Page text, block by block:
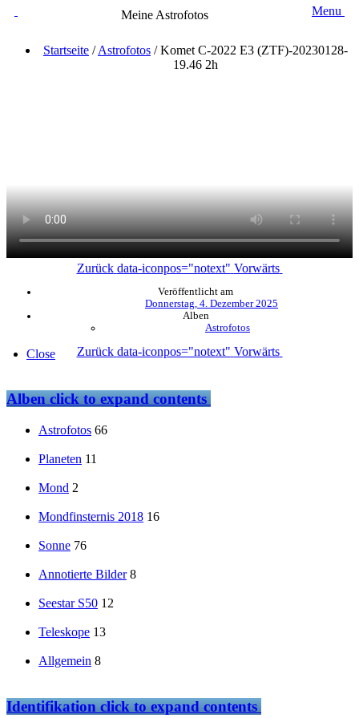
Meine Astrofotos Menu
Startseite /Astrofotos /Komet C-2022 E3 (ZTF)-20230128-
19.46 2h
Zurück data-iconpos="notext" Vorwärts
Veröffentlicht am
Donnerstag, 4. Dezember 2025
Alben
Astrofotos
Zurück data-iconpos="notext" Vorwärts
Close
Albenclick to expand contents
Astrofotos 66
Planeten 11
Mond 2
Mondfinsternis 2018 16
Sonne 76
Annotierte Bilder 8
Seestar S50 12
Teleskope 13
Allgemein 8
Identifikationclick to expand contents